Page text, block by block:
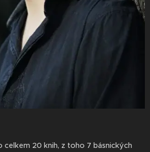
celkem 20 knih, z toho 7 básnických